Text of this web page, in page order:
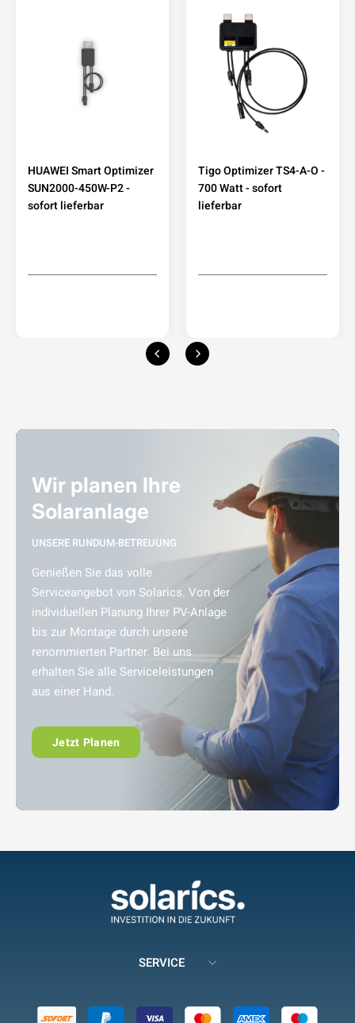
HUAWEI Smart Optimizer
SUN2000-450W-P2 -
sofort lieferbar
Tigo Optimizer TS4-A-O -
700 Watt - sofort
lieferbar
Wir planen Ihre
Solaranlage
UNSERE RUNDUM-BETREUUNG
Genießen Sie das volle
Serviceangebot von Solarics. Von der
individuellen Planung Ihrer PV-Anlage
bis zur Montage durch unsere
renommierten Partner. Bei uns
erhalten Sie alle Serviceleistungen
aus einer Hand.
Jetzt Planen
SERVICE